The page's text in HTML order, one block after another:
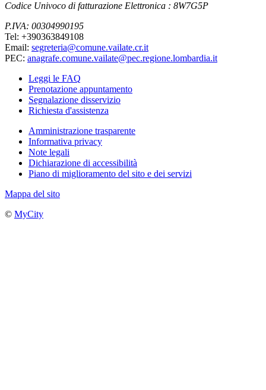
Codice Univoco di fatturazione Elettronica : 8W7G5P
P.IVA: 00304990195
Tel: +390363849108
Email: segreteria@comune.vailate.cr.it
PEC: anagrafe.comune.vailate@pec.regione.lombardia.it
Leggi le FAQ
Prenotazione appuntamento
Segnalazione disservizio
Richiesta d'assistenza
Amministrazione trasparente
Informativa privacy
Note legali
Dichiarazione di accessibilità
Piano di miglioramento del sito e dei servizi
Mappa del sito
© MyCity